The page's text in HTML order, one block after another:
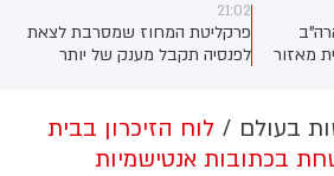
מאזור
21:02
פרקליטת המחוז שמסרבת לצאת
לפנסיה תקבל מענק של יותר
בעולם
לוח הזיכרון בבית
בכתובות אנטישמיות